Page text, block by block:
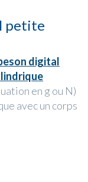
petite
digital
en g ou N)
avec un corps